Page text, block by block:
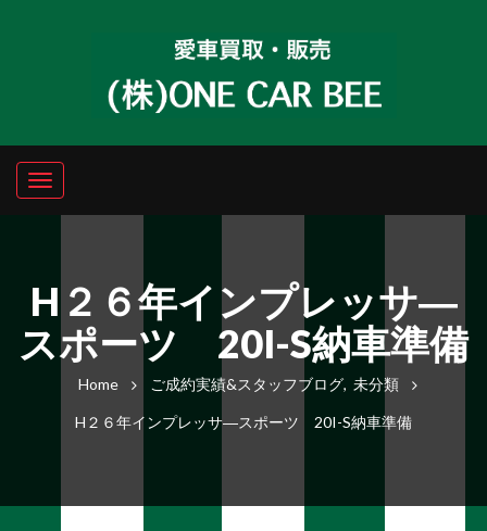
H２６年インプレッサ―
スポーツ 20I-S納車準備
Home ご成約実績&スタッフブログ, 未分類
H２６年インプレッサ―スポーツ 20I-S納車準備